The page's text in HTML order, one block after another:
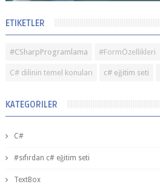
ETIKETLER
#CSharpProgramlama #FormÖzellikleri
C# dilinin temel konuları c# eğitim seti
KATEGORILER
C#
#sıfırdan c# eğitim seti
TextBox